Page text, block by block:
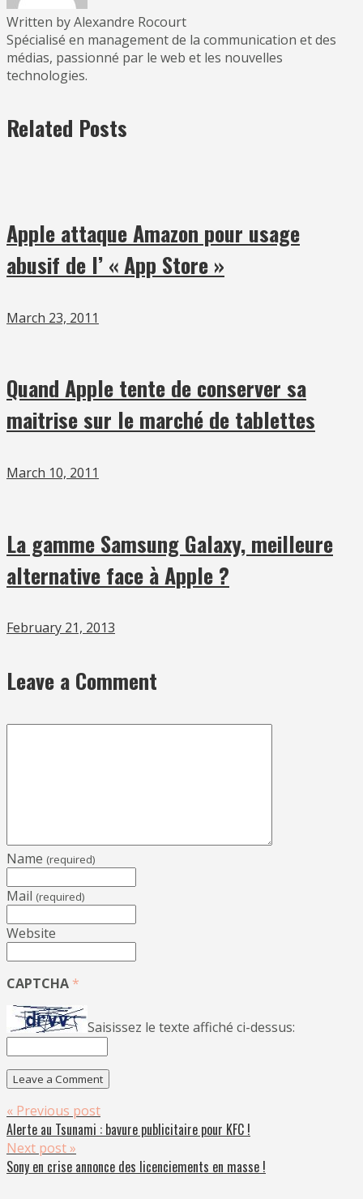
Written by Alexandre Rocourt
Spécialisé en management de la communication et des
médias, passionné par le web et les nouvelles
technologies.
Related Posts
Apple attaque Amazon pour usage
abusif de l’ « App Store »
March 23, 2011
Quand Apple tente de conserver sa
maitrise sur le marché de tablettes
March 10, 2011
La gamme Samsung Galaxy, meilleure
alternative face à Apple ?
February 21, 2013
Leave a Comment
Name (required)
Mail (required)
Website
CAPTCHA *
Saisissez le texte affiché ci-dessus:
« Previous post
Alerte au Tsunami : bavure publicitaire pour KFC !
Next post »
Sony en crise annonce des licenciements en masse !